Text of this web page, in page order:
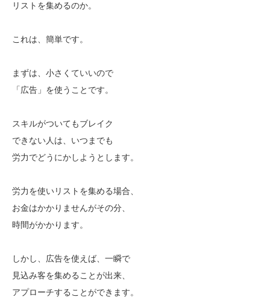
リストを集めるのか。
これは、簡単です。
まずは、小さくていいので
「広告」を使うことです。
スキルがついてもブレイク
できない人は、いつまでも
労力でどうにかしようとします。
労力を使いリストを集める場合、
お金はかかりませんがその分、
時間がかかります。
しかし、広告を使えば、一瞬で
見込み客を集めることが出来、
アプローチすることができます。